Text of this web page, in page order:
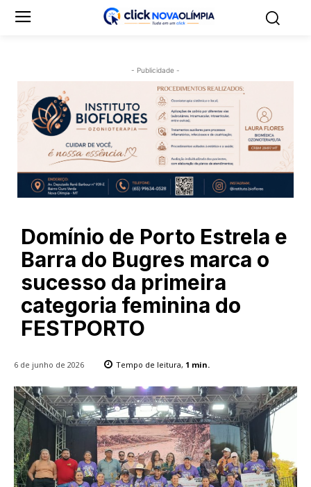
- Publicidade -
Domínio de Porto Estrela e
Barra do Bugres marca o
sucesso da primeira
categoria feminina do
FESTPORTO
6 de junho de 2026 Tempo de leitura, 1 min.